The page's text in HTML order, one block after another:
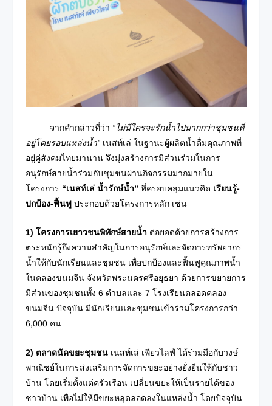
จากคำกล่าวที่ว่า “ไม่มีใครจะรักน้ำไปมากกว่าชุมชนที่
อยู่โดยรอบแหล่งน้ำ” เนสท์เล่ ในฐานะผู้ผลิตน้ำดื่มคุณภาพที่
อยู่คู่สังคมไทยมานาน จึงมุ่งสร้างการมีส่วนร่วมในการ
อนุรักษ์สายน้ำร่วมกับชุมชนผ่านกิจกรรมมากมายใน
โครงการ “เนสท์เล่ น้ำรักษ์น้ำ” ที่ครอบคลุมแนวคิด เรียนรู้-
ปกป้อง-ฟื้นฟู ประกอบด้วยโครงการหลัก เช่น
1) โครงการเยาวชนพิทักษ์สายน้ำ ต่อยอดด้วยการสร้างการ
ตระหนักรู้ถึงความสำคัญในการอนุรักษ์และจัดการทรัพยากร
น้ำให้กับนักเรียนและชุมชน เพื่อปกป้องและฟื้นฟูคุณภาพน้ำ
ในคลองขนมจีน จังหวัดพระนครศรีอยุธยา ด้วยการขยายการ
มีส่วนของชุมชนทั้ง 6 ตำบลและ 7 โรงเรียนตลอดคลอง
ขนมจีน ปัจจุบัน มีนักเรียนและชุมชนเข้าร่วมโครงการกว่า
6,000 คน
2) ตลาดนัดขยะชุมชน เนสท์เล่ เพียวไลฟ์ ได้ร่วมมือกับวงษ์
พาณิชย์ในการส่งเสริมการจัดการขยะอย่างยั่งยืนให้กับชาว
บ้าน โดยเริ่มตั้งแต่ครัวเรือน เปลี่ยนขยะให้เป็นรายได้ของ
ชาวบ้าน เพื่อไม่ให้มีขยะหลุดลอดลงในแหล่งน้ำ โดยปัจจุบัน